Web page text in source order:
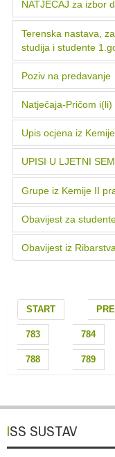
NATJEČAJ za izbor
Terenska nastava,
studija i studente
Poziv na predavanje
Natječaja-Pričom
Upis ocjena iz
UPISI U LJETNI
Grupe iz Kemije II
Obavijest za
Obavijest iz Ribarstva
START
783 784
788 789
ISS SUSTAV